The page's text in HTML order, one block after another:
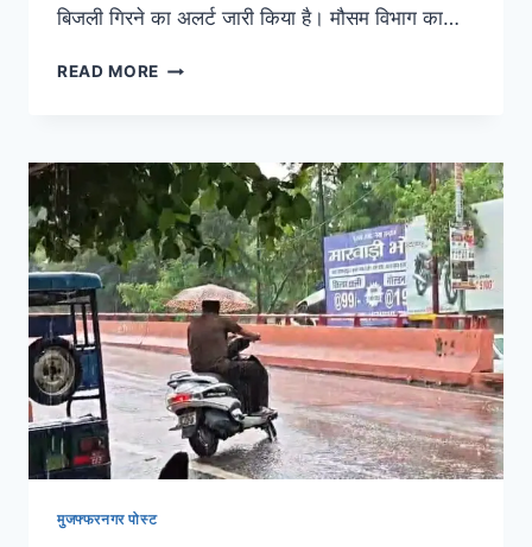
बिजली गिरने का अलर्ट जारी किया है। मौसम विभाग का…
READ MORE
मुजफ्फरनगर पोस्ट